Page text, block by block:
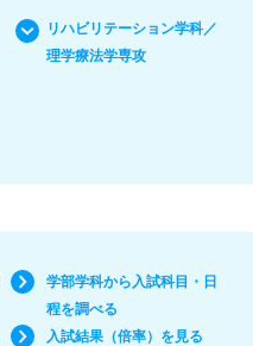
リハビリテーション学科／
理学療法学専攻
学部学科から入試科目・日
程を調べる
入試結果（倍率）を見る